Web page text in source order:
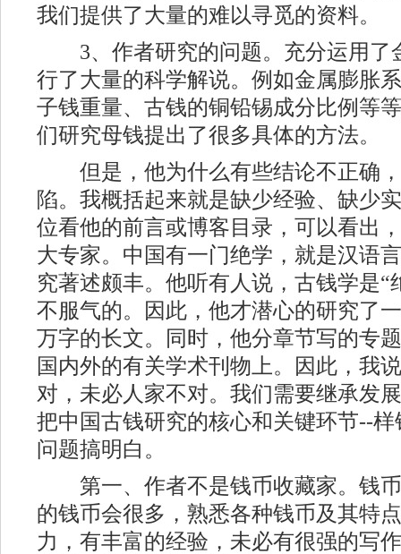
我们提供了大量的难以寻觅的资料。
3、作者研究的问题。充分运用了
行了大量的科学解说。例如金属膨胀
子钱重量、古钱的铜铅锡成分比例等
们研究母钱提出了很多具体的方法。
但是，他为什么有些结论不正确，
陷。我概括起来就是缺少经验、缺少
位看他的前言或博客目录，可以看出
大专家。中国有一门绝学，就是汉语
究著述颇丰。他听有人说，古钱学是“
不服气的。因此，他才潜心的研究了
万字的长文。同时，他分章节写的专
国内外的有关学术刊物上。因此，我
对，未必人家不对。我们需要继承发
把中国古钱研究的核心和关键环节--
问题搞明白。
第一、作者不是钱币收藏家。钱币
的钱币会很多，熟悉各种钱币及其特
力，有丰富的经验，未必有很强的写